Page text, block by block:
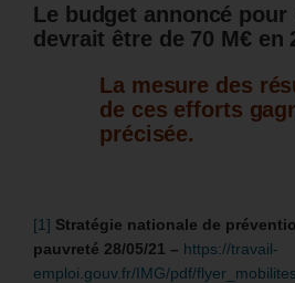
Le budget annoncé pour
devrait être de 70 M€ en
La mesure des
de ces efforts
précisée.
[1] Stratégie nationale de
pauvreté 28/05/21 – https://travail-
emploi.gouv.fr/IMG/pdf/